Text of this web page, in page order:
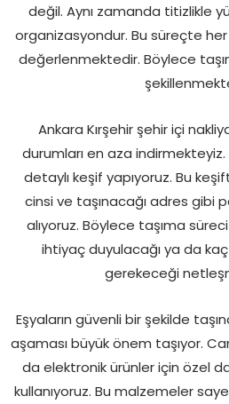
değil. Aynı zamanda titizlikle
organizasyondur. Bu süreçte
değerlenmektedir. Böylece
Ankara Kırşehir şehir içi
durumları en aza
detaylı keşif yapıyoruz. Bu
cinsi ve taşınacağı adres gibi
alıyoruz. Böylece taşıma
ihtiyaç duyulacağı ya da kaç
gerekeceği
Eşyaların güvenli bir şekilde
aşaması büyük önem taşıyor.
da elektronik ürünler için özel
kullanıyoruz. Bu malzemeler